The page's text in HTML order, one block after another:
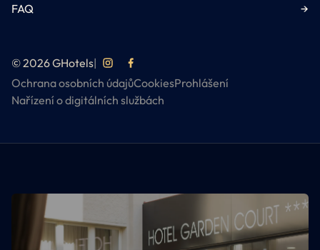
FAQ →
© 2026 GHotels|
Ochrana osobních údajůCookiesProhlášení
Nařízení o digitálních službách